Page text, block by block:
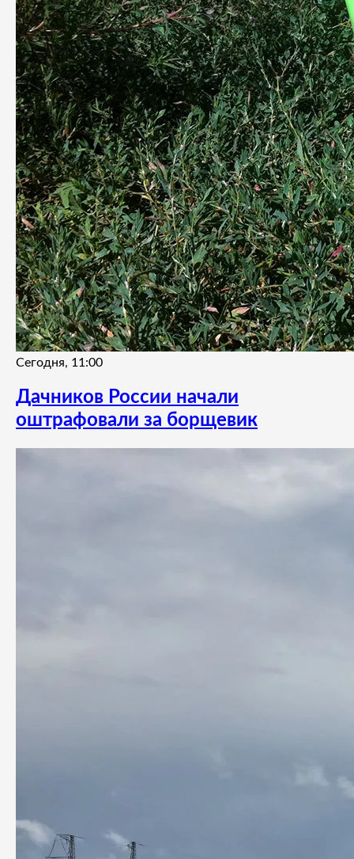
Сегодня, 11:00
Дачников России начали
оштрафовали за борщевик